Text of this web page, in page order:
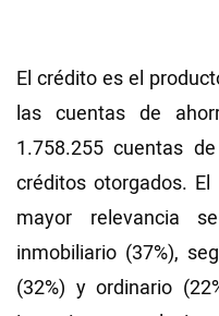
El crédito es el
las cuentas de
1.758.255 cuentas
créditos otorgados.
mayor relevancia
inmobiliario (37%),
(32%) y ordinario